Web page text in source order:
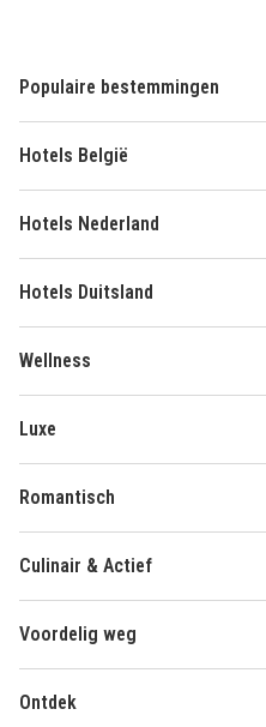
Populaire bestemmingen
Hotels België
Hotels Nederland
Hotels Duitsland
Wellness
Luxe
Romantisch
Culinair & Actief
Voordelig weg
Ontdek